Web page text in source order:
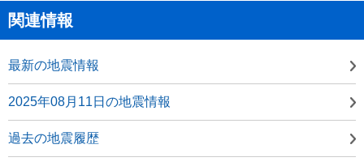
関連情報
最新の地震情報
2025年08月11日の地震情報
過去の地震履歴